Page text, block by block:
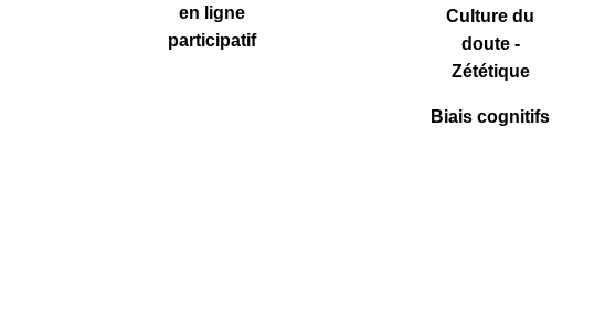
en ligne
participatif
Culture du
doute -
Zététique
Biais cognitifs